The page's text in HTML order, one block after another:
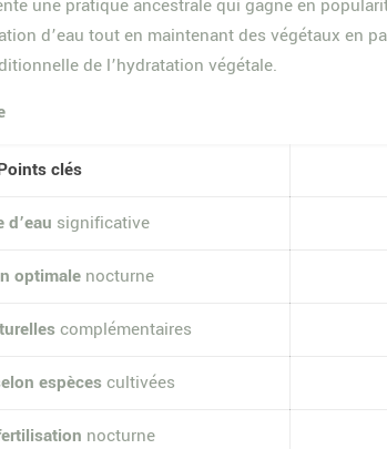
une pratique ancestrale qui gagne en
d’eau tout en maintenant des végétaux en
de l’hydratation végétale.
clés
d’eau significative
optimalenocturne
complémentaires
espècescultivées
nocturne